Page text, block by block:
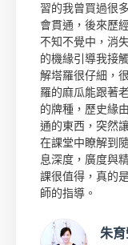
習的我曾買過很
會貫通，後來歷
不知不覺中，消
的機緣引導我接
解塔羅很仔細，
羅的麻瓜能跟著
的牌種，歷史緣
通的東西，突然
在課堂中瞭解到
息深度，廣度與
課很值得，真的
師的指導。
朱育